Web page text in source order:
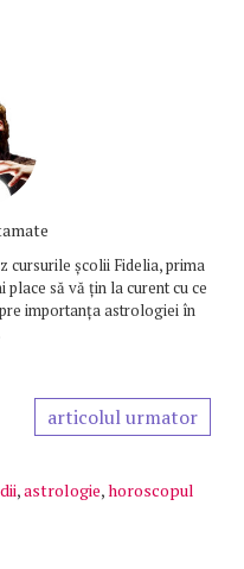
cursurile școlii Fidelia, prima
să vă țin la curent cu ce
importanța astrologiei în
articolul urmator
,astrologie,horoscopul